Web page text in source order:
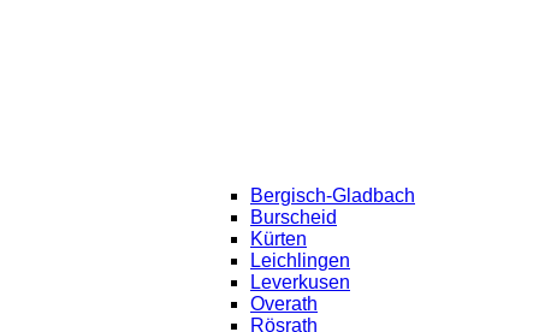
Bergisch-Gladbach
Burscheid
Kürten
Leichlingen
Leverkusen
Overath
Rösrath